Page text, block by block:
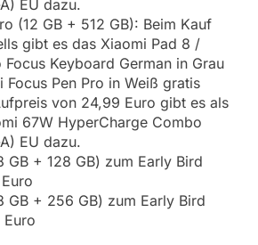
EU dazu.
(12 GB + 512 GB): Beim Kauf
gibt es das Xiaomi Pad 8 /
Keyboard German in Grau
Focus Pen Pro in Weiß gratis
von 24,99 Euro gibt es als
67W HyperCharge Combo
EU dazu.
GB + 128 GB) zum Early Bird
GB + 256 GB) zum Early Bird